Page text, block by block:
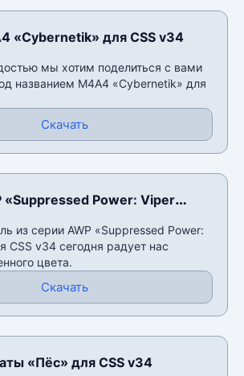
«Cybernetik» для CSS v34
мы хотим поделиться с вами
названием М4А4 «Cybernetik» для
Скачать
«Suppressed Power: Viper
v34
из серии AWP «Suppressed Power:
CSS v34 сегодня радует нас
цвета.
Скачать
«Пёс» для CSS v34